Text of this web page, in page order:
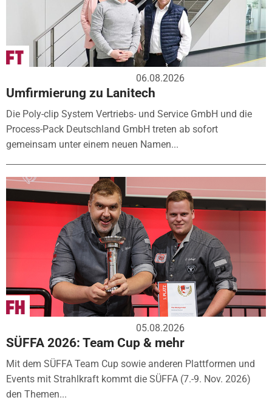
06.08.2026
Umfirmierung zu Lanitech
Die Poly-clip System Vertriebs- und Service GmbH und die
Process-Pack Deutschland GmbH treten ab sofort
gemeinsam unter einem neuen Namen...
05.08.2026
SÜFFA 2026: Team Cup & mehr
Mit dem SÜFFA Team Cup sowie anderen Plattformen und
Events mit Strahlkraft kommt die SÜFFA (7.-9. Nov. 2026)
den Themen...